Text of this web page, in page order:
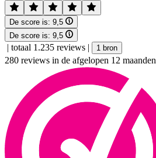
De score is: 9,5
De score is: 9,5
| totaal 1.235 reviews | 1 bron
280 reviews in de afgelopen 12 maanden